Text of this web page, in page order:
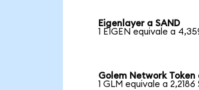
Eigenlayer a SAND
1 EIGEN equivale a
Golem Network Token
1 GLM equivale a 2,2186